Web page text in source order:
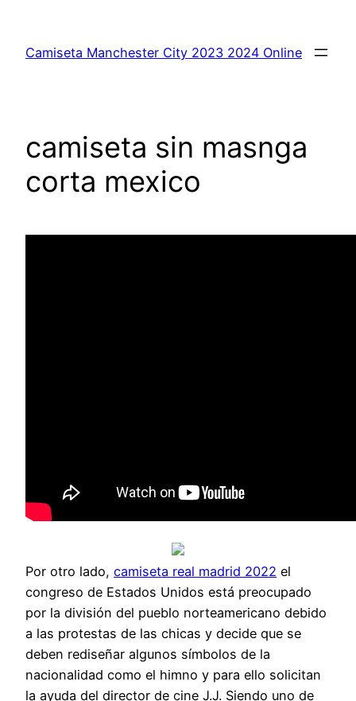
contenido
Camiseta Manchester City 2023 2024 Online
camiseta sin masnga
corta mexico
Por otro lado, camiseta real madrid 2022 el
congreso de Estados Unidos está preocupado
por la división del pueblo norteamericano debido
a las protestas de las chicas y decide que se
deben rediseñar algunos símbolos de la
nacionalidad como el himno y para ello solicitan
la ayuda del director de cine J.J. Siendo uno de